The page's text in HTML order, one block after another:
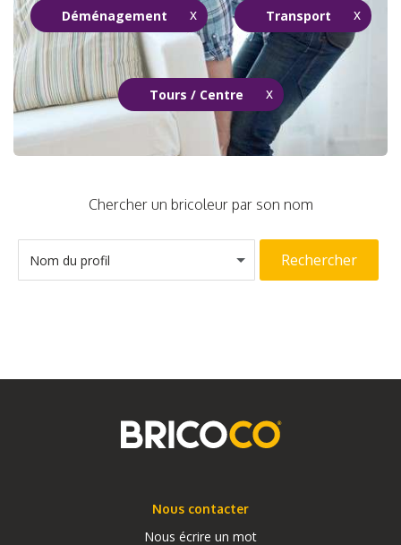
Déménagement Transport
Tours / Centre
Chercher un bricoleur par son nom
Nom du profil Rechercher
Nous contacter
Nous écrire un mot